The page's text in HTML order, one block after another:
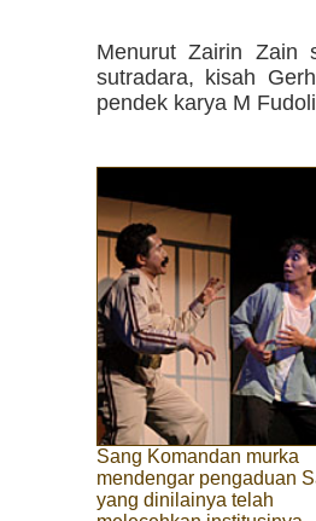
Menurut Zairin Zain
sutradara, kisah
pendek karya M
Sang Komandan murka
mendengar pengaduan
yang dinilainya telah